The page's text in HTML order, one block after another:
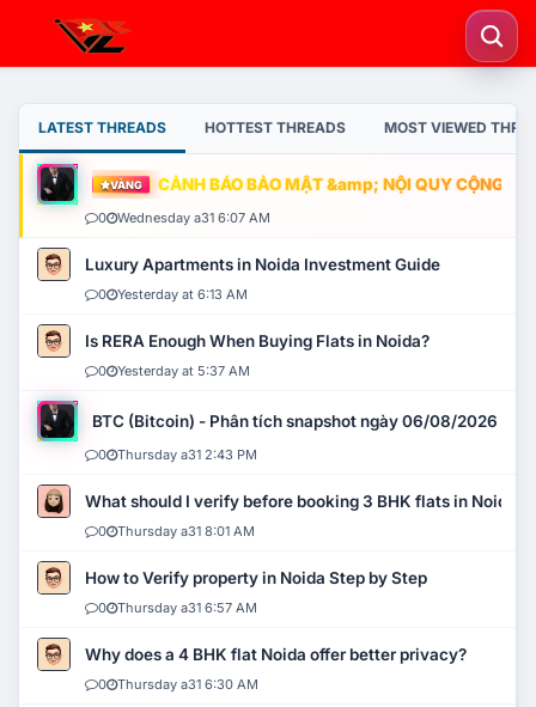
LATEST THREADS HOTTEST THREADS MOST VIEWED
VÀNG CẢNH BÁO BẢO MẬT &amp; NỘI QUY CỘNG
0 Wednesday a31 6:07 AM
Luxury Apartments in Noida Investment Guide
0 Yesterday at 6:13 AM
Is RERA Enough When Buying Flats in Noida?
0 Yesterday at 5:37 AM
BTC (Bitcoin) - Phân tích snapshot ngày 06/08/2026
0 Thursday a31 2:43 PM
What should I verify before booking 3 BHK flats in Noida?
0 Thursday a31 8:01 AM
How to Verify property in Noida Step by Step
0 Thursday a31 6:57 AM
Why does a 4 BHK flat Noida offer better privacy?
0 Thursday a31 6:30 AM